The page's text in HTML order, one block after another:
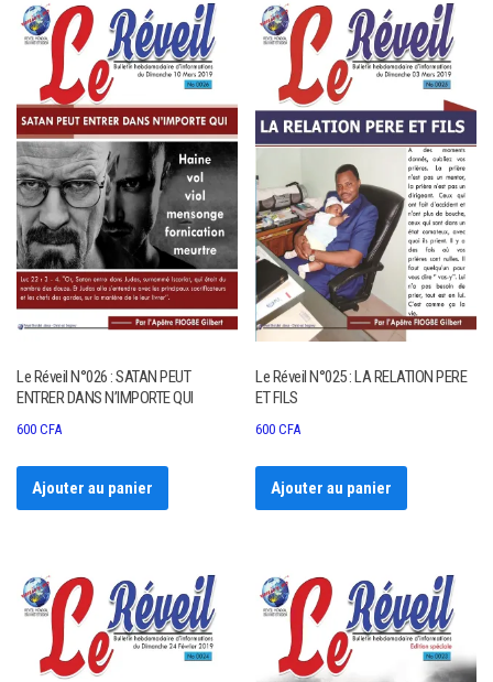
popularité
Le Réveil N°026 : SATAN PEUT
ENTRER DANS N’IMPORTE QUI
600 CFA
Ajouter au panier
Le Réveil N°025 : LA RELATION PERE
ET FILS
600CFA
Ajouter au panier